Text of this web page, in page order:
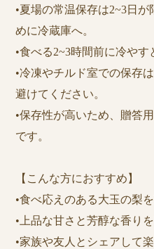
•夏場の常温保存は2~3日
めに冷蔵庫へ。
•食べる2~3時間前に冷やす
•冷凍やチルド室での保存
避けてください。
•保存性が高いため、贈答
です。
【こんな方におすすめ】
•食べ応えのある大玉の梨
•上品な甘さと芳醇な香り
•家族や友人とシェアして